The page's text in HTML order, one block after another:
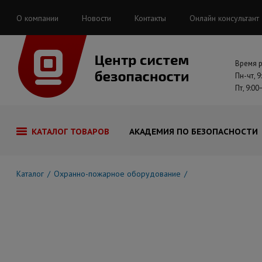
О компании Новости Контакты Онлайн консультант
Время
Пн-чт,
Пт,
КАТАЛОГ ТОВАРОВ АКАДЕМИЯ ПО БЕЗОПАСНОСТИ
Каталог Охранно-пожарное оборудование